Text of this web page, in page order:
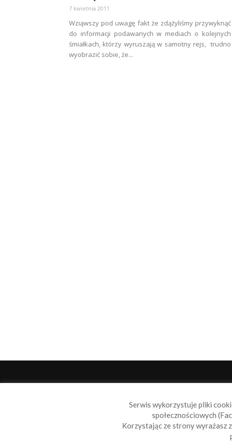
7 kwietnia 2011
Wziąwszy pod uwagę fakt że zdążyliśmy przywyknąć
do informacji podawanych w mediach o kolejnych
śmiałkach, którzy wyruszają w samotny rejs, trudno
wyobrazić sobie, że...
nie
Serwis wykorzystuje pliki
społecznościowych
Korzystając ze strony wyrażasz